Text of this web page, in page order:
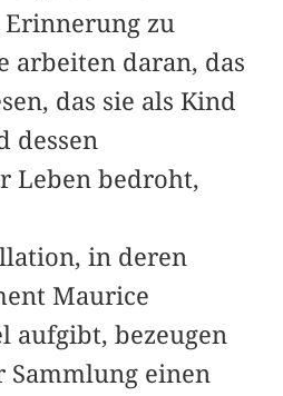
zu
arbeiten daran, das
das sie als Kind
dessen
Leben bedroht,
in deren
Maurice
aufgibt, bezeugen
Sammlung einen